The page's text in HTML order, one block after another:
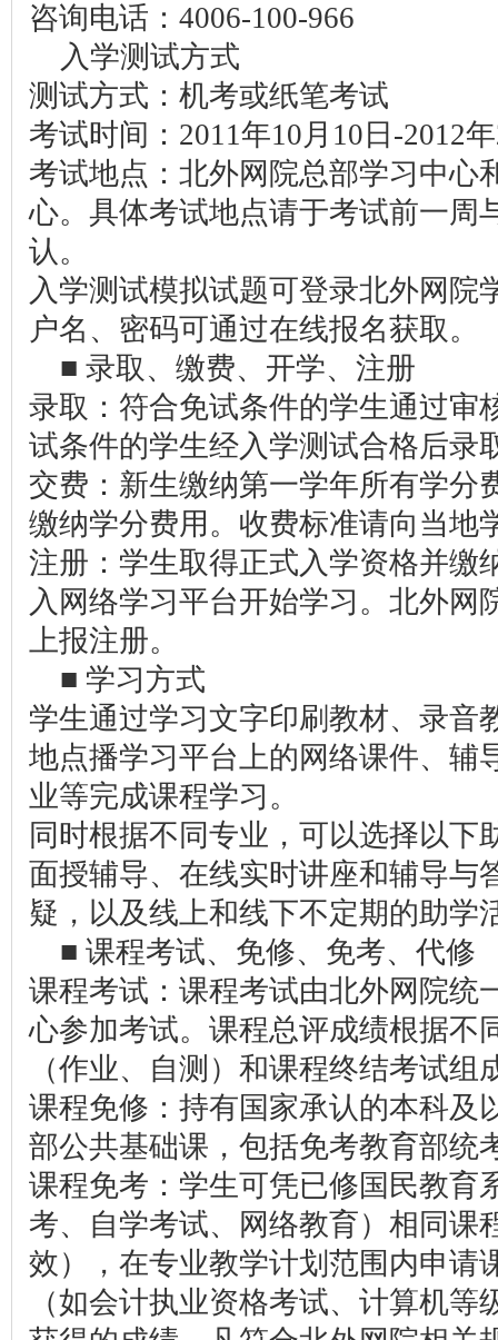
咨询电话：4006-100-966
入学测试方式
测试方式：机考或纸笔考试
考试时间：2011年10月10日-2012
考试地点：北外网院总部学习中心
心。具体考试地点请于考试前一周
认。
入学测试模拟试题可登录北外网院
户名、密码可通过在线报名获取。
■ 录取、缴费、开学、注册
录取：符合免试条件的学生通过审
试条件的学生经入学测试合格后录
交费：新生缴纳第一学年所有学分
缴纳学分费用。收费标准请向当地
注册：学生取得正式入学资格并缴
入网络学习平台开始学习。北外网
上报注册。
■ 学习方式
学生通过学习文字印刷教材、录音
地点播学习平台上的网络课件、辅
业等完成课程学习。
同时根据不同专业，可以选择以下
面授辅导、在线实时讲座和辅导与
疑，以及线上和线下不定期的助学
■ 课程考试、免修、免考、代修
课程考试：课程考试由北外网院统
心参加考试。课程总评成绩根据不
（作业、自测）和课程终结考试组
课程免修：持有国家承认的本科及
部公共基础课，包括免考教育部统
课程免考：学生可凭已修国民教育
考、自学考试、网络教育）相同课
效），在专业教学计划范围内申请
（如会计执业资格考试、计算机